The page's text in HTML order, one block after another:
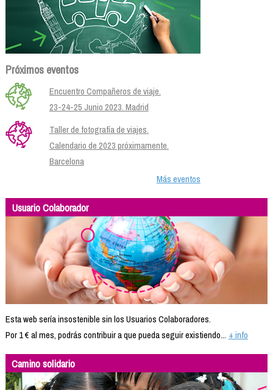
Próximos eventos
Encuentro Compañeros de viaje.
23-24-25 Junio 2023. Madrid
Taller de fotografía de viajes.
Calendario de 2023 próximamente.
Barcelona
Más eventos
Usuario Colaborador
Esta web sería insostenible sin los Usuarios Colaboradores.
Por 1 € al mes, podrás contribuir a que pueda seguir existiendo... + info
Camino solidario